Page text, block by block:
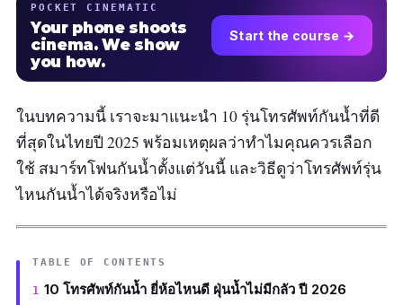
POCKET CINEMATIC
Your phone shoots
cinema. We show
you how.
Start the course →
ในบทความนี้ เราจะมาแนะนำ 10 รุ่นโทรศัพท์กันน้ำที่ดี
ที่สุดในไทยปี 2025 พร้อมเหตุผลว่าทำไมคุณควรเลือก
ใช้ สมาร์ทโฟนกันน้ำตั้งแต่วันนี้ และวิธีดูว่าโทรศัพท์รุ่น
ไหนกันน้ำได้จริงหรือไม่
TABLE OF CONTENTS
10 โทรศัพท์กันน้ำ ยี่ห้อไหนดี ฝุ่นน้ำไม่มีกลัว ปี 2026